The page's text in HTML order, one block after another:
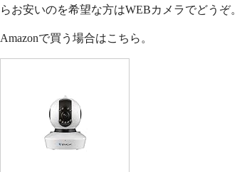
らお安いのを希望な方はWEBカメラでどうぞ。
Amazonで買う場合はこちら。